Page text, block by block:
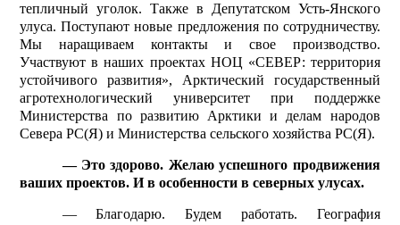
тепличный уголок. Также в Депутатском Усть-Янского
улуса. Поступают новые предложения по сотрудничеству.
Мы наращиваем контакты и свое производство.
Участвуют в наших проектах НОЦ «СЕВЕР: территория
устойчивого развития», Арктический государственный
агротехнологический университет при поддержке
Министерства по развитию Арктики и делам народов
Севера РС(Я) и Министерства сельского хозяйства РС(Я).
— Это здорово. Желаю успешного продвижения
ваших проектов. И в особенности в северных улусах.
— Благодарю. Будем работать. География